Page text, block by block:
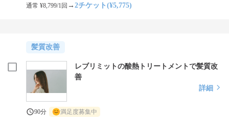
通常 ¥8,799/1回 →2チケット(¥5,775)
髪質改善
レブリミットの酸熱トリートメントで髪質改
善
詳細
90分 満足度募集中